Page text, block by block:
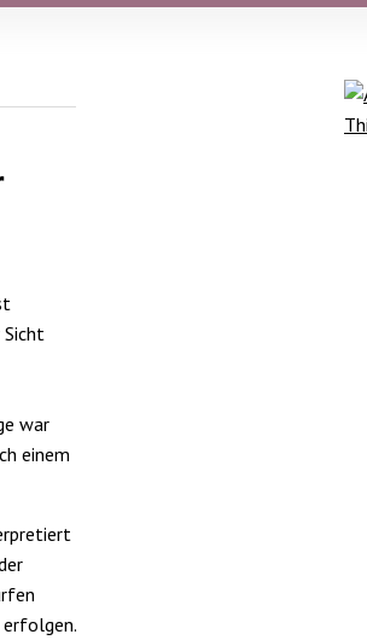
war
einem